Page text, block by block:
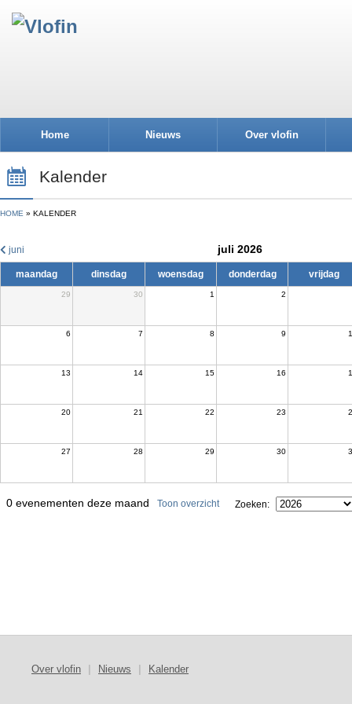
Home Nieuws Over vlofin
Kalender
HOME KALENDER
juni juli 2026
maandag dinsdag woensdag donderdag vrijdag
29 30 1 2
6 7 8 9
13 14 15 16
20 21 22 23
27 28 29 30
0 evenementen deze maand Toon overzicht Zoeken:
Over vlofin Nieuws Kalender